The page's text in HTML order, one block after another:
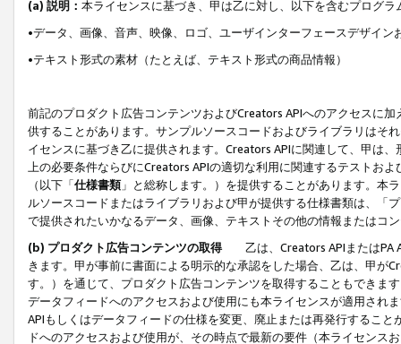
(a) 説明： 本ライセンスに基づき、甲は乙に対し、以下を含むプログ
•データ、画像、音声、映像、ロゴ、ユーザインターフェースデザイ
•テキスト形式の素材（たとえば、テキスト形式の商品情報）
前記のプロダクト広告コンテンツおよびCreators APIへのアクセスに
供することがあります。サンプルソースコードおよびライブラリはそ
イセンスに基づき乙に提供されます。Creators APIに関連して、甲は
上の必要条件ならびにCreators APIの適切な利用に関連するテストお
（以下「仕様書類」と総称します。）を提供することがあります。本
ルソースコードまたはライブラリおよび甲が提供する仕様書類は、「
で提供されたいかなるデータ、画像、テキストその他の情報またはコ
(b) プロダクト広告コンテンツの取得
乙は、Creators APIまたはPA
きます。甲が事前に書面による明示的な承認をした場合、乙は、甲が
す。）を通じて、プロダクト広告コンテンツを取得することもできま
データフィードへのアクセスおよび使用にも本ライセンスが適用され
APIもしくはデータフィードの仕様を変更、廃止または再発行するこ
ドへのアクセスおよび使用が、その時点で最新の要件（本ライセン